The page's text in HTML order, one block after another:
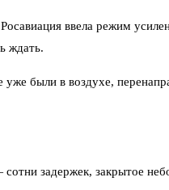
ввела режим
ждать.
были в воздухе,
задержек, закрытое